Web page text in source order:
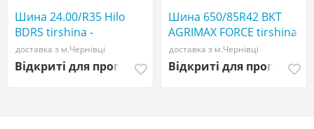
Шина 24.00/R35 Hilo
BDRS tirshina -
АГРОШИНА ☎️
0507773380
доставка з м.Чернівці
Відкриті для пропозицій
Шина 650/85R42 BKT
AGRIMAX FORCE tirshina -
АГРОШИНА ☎️
0507773380
доставка з м.Чернівці
Відкриті для